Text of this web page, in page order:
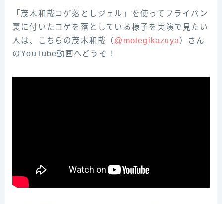
「茂木和哉コゲ落としジェル」を使ってフライパン
裏に付いたコゲを落としている様子を実演で見たい
人は、こ‌ち‌ら‌の‌茂‌木‌和‌哉‌（‌‌ @motegikazuya‌‌）‌さ‌ん‌
の‌YouTube‌動画へどうぞ！